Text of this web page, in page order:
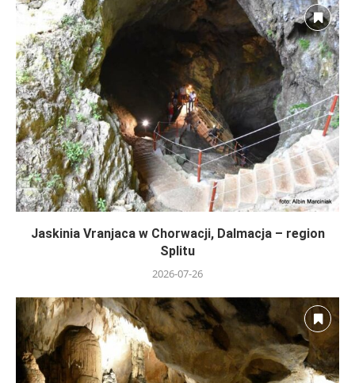
Jaskinia Vranjaca w Chorwacji, Dalmacja – region
Splitu
2026-07-26